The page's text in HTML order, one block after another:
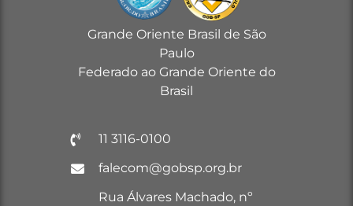
Grande Oriente Brasil de São
Paulo
Federado ao Grande Oriente do
Brasil
11 3116-0100
falecom@gobsp.org.br
Rua Álvares Machado, nº